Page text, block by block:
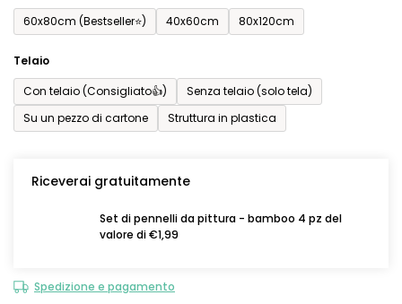
60x80cm (Bestseller⭐)
40x60cm 80x120cm
Telaio
Con telaio (Consigliato👍)
Senza telaio (solo tela)
Su un pezzo di cartone
Struttura in plastica
Riceverai gratuitamente
Set di pennelli da pittura - bamboo 4 pz del
valore di €1,99
Spedizione e pagamento